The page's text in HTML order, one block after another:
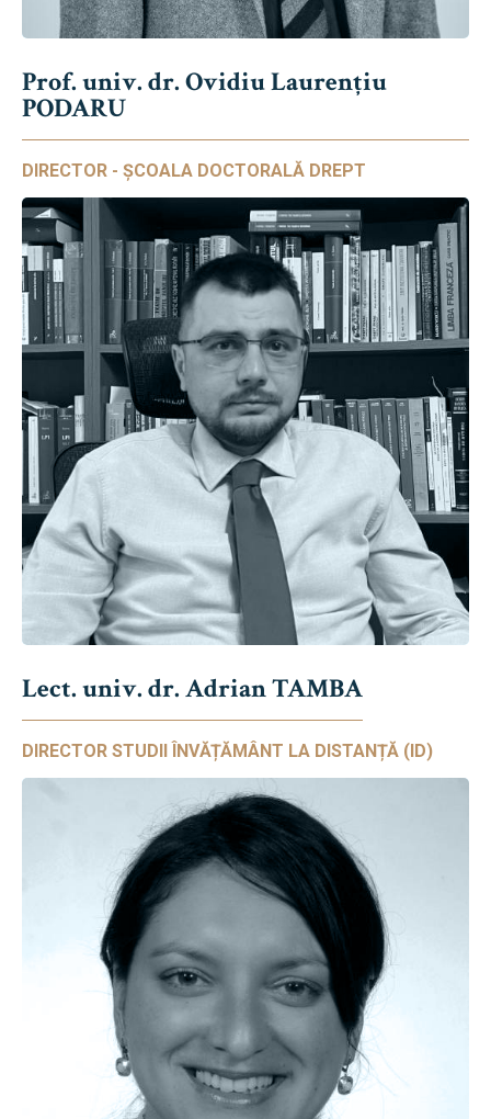
Prof. univ. dr. Ovidiu Laurențiu
PODARU
DIRECTOR - ȘCOALA DOCTORALĂ DREPT
Lect. univ. dr. Adrian TAMBA
DIRECTOR STUDII ÎNVĂȚĂMÂNT LA DISTANȚĂ (ID)